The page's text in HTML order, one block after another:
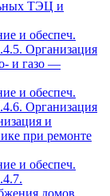
ТЭЦ и
и обеспеч.
Организация
и газо —
и обеспеч.
Организация
и
при ремонте
и обеспеч.
домов.